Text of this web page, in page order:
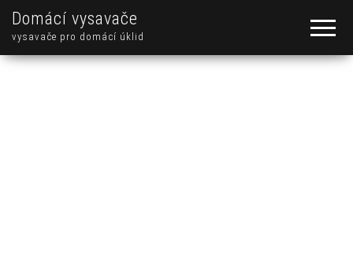
Domácí vysavače
vysavače pro domácí úklid